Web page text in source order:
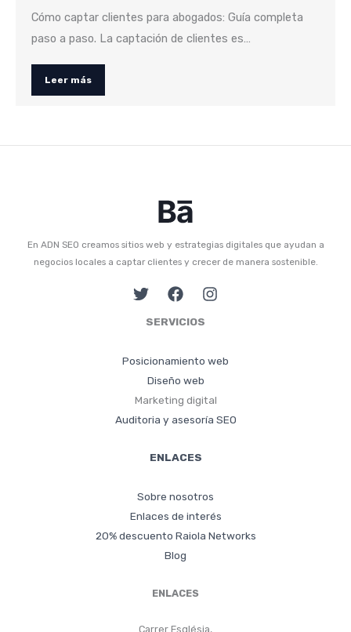
Cómo captar clientes para abogados: Guía completa
paso a paso. La captación de clientes es…
Leer más
En ADN SEO creamos sitios web y estrategias digitales que ayudan a
negocios locales a captar clientes y crecer de manera sostenible.
SERVICIOS
Posicionamiento web
Diseño web
Marketing digital
Auditoria y asesoría SEO
ENLACES
Sobre nosotros
Enlaces de interés
20% descuento Raiola Networks
Blog
ENLACES
Carrer Església,